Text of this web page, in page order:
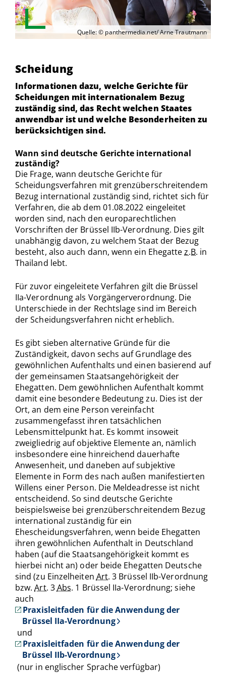
Quelle: © panthermedia.net/ Arne Trautmann
Scheidung
Informationen dazu, welche Gerichte für
Scheidungen mit internationalem Bezug
zuständig sind, das Recht welchen Staates
anwendbar ist und welche Besonderheiten zu
berücksichtigen sind.
Wann sind deutsche Gerichte international
zuständig?
Die Frage, wann deutsche Gerichte für
Scheidungsverfahren mit grenzüberschreitendem
Bezug international zuständig sind, richtet sich für
Verfahren, die ab dem 01.08.2022 eingeleitet
worden sind, nach den europarechtlichen
Vorschriften der Brüssel IIb-Verordnung. Dies gilt
unabhängig davon, zu welchem Staat der Bezug
besteht, also auch dann, wenn ein Ehegattez.B. in
Thailand lebt.
Für zuvor eingeleitete Verfahren gilt die Brüssel
IIa-Verordnung als Vorgängerverordnung. Die
Unterschiede in der Rechtslage sind im Bereich
der Scheidungsverfahren nicht erheblich.
Es gibt sieben alternative Gründe für die
Zuständigkeit, davon sechs auf Grundlage des
gewöhnlichen Aufenthalts und einen basierend auf
der gemeinsamen Staatsangehörigkeit der
Ehegatten. Dem gewöhnlichen Aufenthalt kommt
damit eine besondere Bedeutung zu. Dies ist der
Ort, an dem eine Person vereinfacht
zusammengefasst ihren tatsächlichen
Lebensmittelpunkt hat. Es kommt insoweit
zweigliedrig auf objektive Elemente an, nämlich
insbesondere eine hinreichend dauerhafte
Anwesenheit, und daneben auf subjektive
Elemente in Form des nach außen manifestierten
Willens einer Person. Die Meldeadresse ist nicht
entscheidend. So sind deutsche Gerichte
beispielsweise bei grenzüberschreitendem Bezug
international zuständig für ein
Ehescheidungsverfahren, wenn beide Ehegatten
ihren gewöhnlichen Aufenthalt in Deutschland
haben (auf die Staatsangehörigkeit kommt es
hierbei nicht an) oder beide Ehegatten Deutsche
sind (zu Einzelheiten Art. 3 Brüssel IIb-Verordnung
bzw.Art. 3Abs. 1 Brüssel IIa-Verordnung; siehe
auch
Praxisleitfaden für die Anwendung der
Brüssel IIa-Verordnung
und
Praxisleitfaden für die Anwendung der
Brüssel IIb-Verordnung
(nur in englischer Sprache verfügbar)